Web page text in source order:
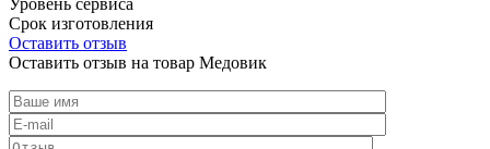
Срок изготовления
Оставить отзыв
Оставить отзыв на товар Медовик